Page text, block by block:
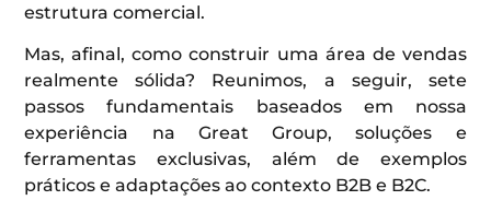
estrutura comercial.
Mas, afinal, como construir uma área de vendas
realmente sólida? Reunimos, a seguir, sete
passos fundamentais baseados em nossa
experiência na Great Group, soluções e
ferramentas exclusivas, além de exemplos
práticos e adaptações ao contexto B2B e B2C.